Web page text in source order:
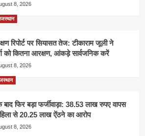
8, 2026
रिपोर्ट पर सियासत तेज: टीकाराम जूली ने
को कितना आरक्षण, आंकड़े सार्वजनिक करें
8, 2026
बाद फिर बड़ा फर्जीवाड़ा: 38.53 लाख रुपए वापस
से 20.25 लाख ऐंठने का आरोप
8, 2026